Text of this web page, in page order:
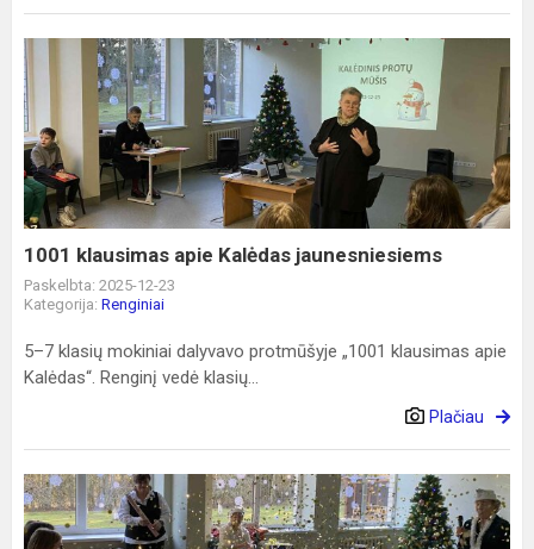
1001
klausimas
apie
Kalėdas
jaunesniesiems
1001 klausimas apie Kalėdas jaunesniesiems
Paskelbta: 2025-12-23
Kategorija: Renginiai
5–7 klasių mokiniai dalyvavo protmūšyje „1001 klausimas apie
Kalėdas“. Renginį vedė klasių...
Plačiau
„Tūkstantis
ir
vienas